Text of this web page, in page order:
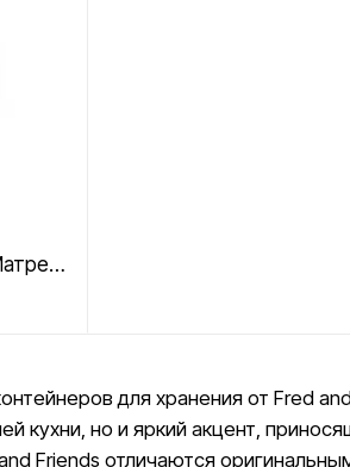
для хранения от Fred
кухни, но и яркий акцент,
Friends отличаются
Набор емкостей для хранения Матрешки